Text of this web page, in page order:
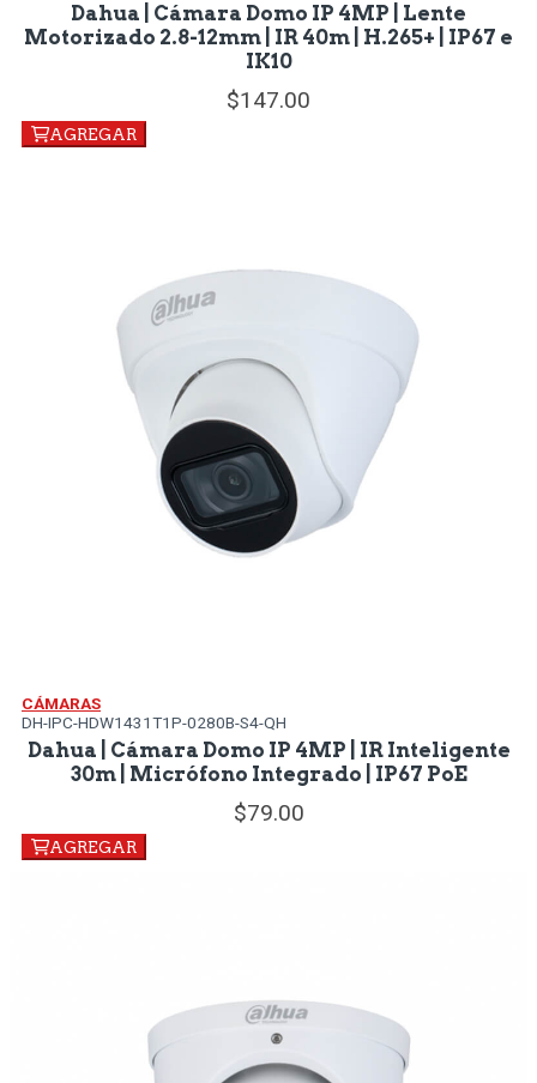
Dahua | Cámara Domo IP 4MP | Lente
Motorizado 2.8-12mm | IR 40m | H.265+ | IP67 e
IK10
147.00
AGREGAR
CÁMARAS
DH-IPC-HDW1431T1P-0280B-S4-QH
Dahua | Cámara Domo IP 4MP | IR Inteligente
30m | Micrófono Integrado | IP67 PoE
79.00
AGREGAR